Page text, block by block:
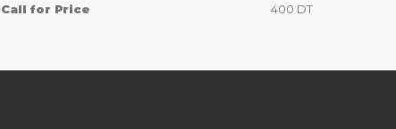
Call for Price
400 DT